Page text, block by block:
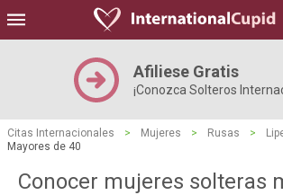
Afiliese Gratis
¡Conozca Solteros
Citas Internacionales > Mujeres > Rusas >
Mayores de 40
Conocer mujeres solteras